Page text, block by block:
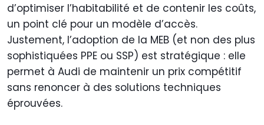
d’optimiser l’habitabilité et de contenir les coûts,
un point clé pour un modèle d’accès.
Justement, l’adoption de la MEB (et non des plus
sophistiquées PPE ou SSP) est stratégique : elle
permet à Audi de maintenir un prix compétitif
sans renoncer à des solutions techniques
éprouvées.